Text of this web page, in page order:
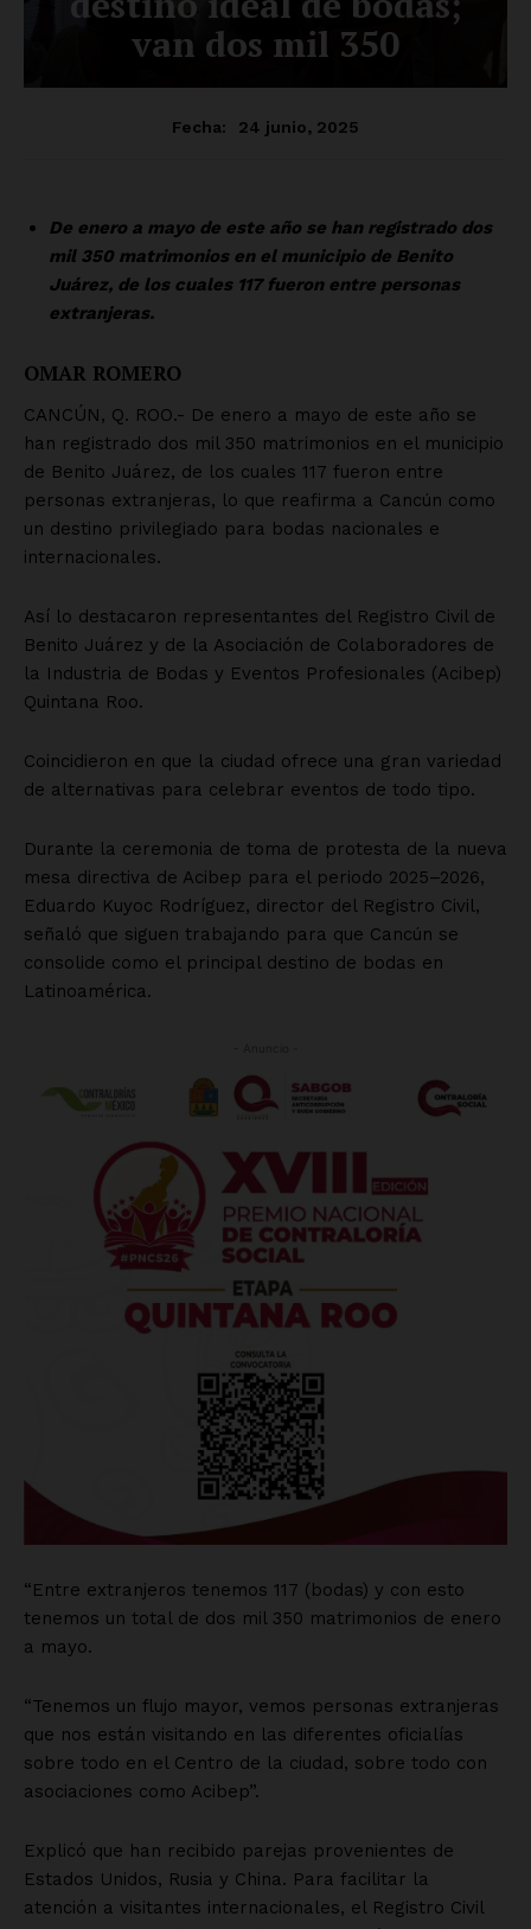
Empresa
Contacto
Política de privacidad
Políticas del Sitio
Información Propietaria / Financiación